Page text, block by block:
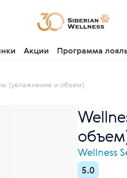
Акции Программа
(увлажнение и объем)
Wellness
5.0